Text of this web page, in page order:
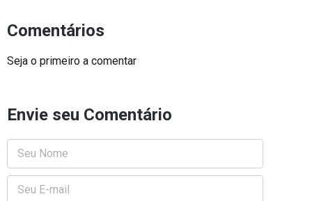
Comentários
Seja o primeiro a comentar
Envie seu Comentário